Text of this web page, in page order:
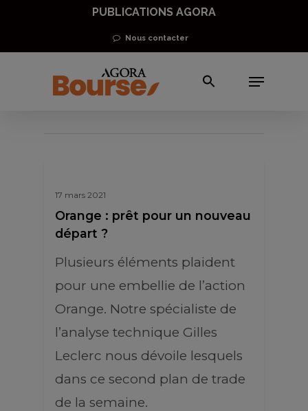
main
PUBLICATIONS AGORA
Nous contacter
Menu
action Orange
17 mars 2021
Orange : prêt pour un nouveau
départ ?
Plusieurs éléments plaident
pour une embellie de l’action
Orange. Notre spécialiste de
l’analyse technique Gilles
Leclerc nous dévoile lesquels
dans ce second plan de trade
de la semaine.